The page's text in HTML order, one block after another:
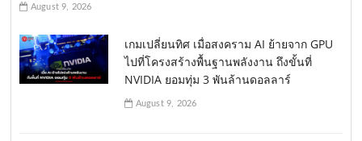
August 9, 2026
เกมเปลี่ยนทิศ เมื่อสงคราม AI ย้ายจาก GPU
ไปที่โครงสร้างพื้นฐานพลังงาน ถึงขั้นที่
NVIDIA ยอมทุ่ม 3 พันล้านดอลลาร์
August 9, 2026